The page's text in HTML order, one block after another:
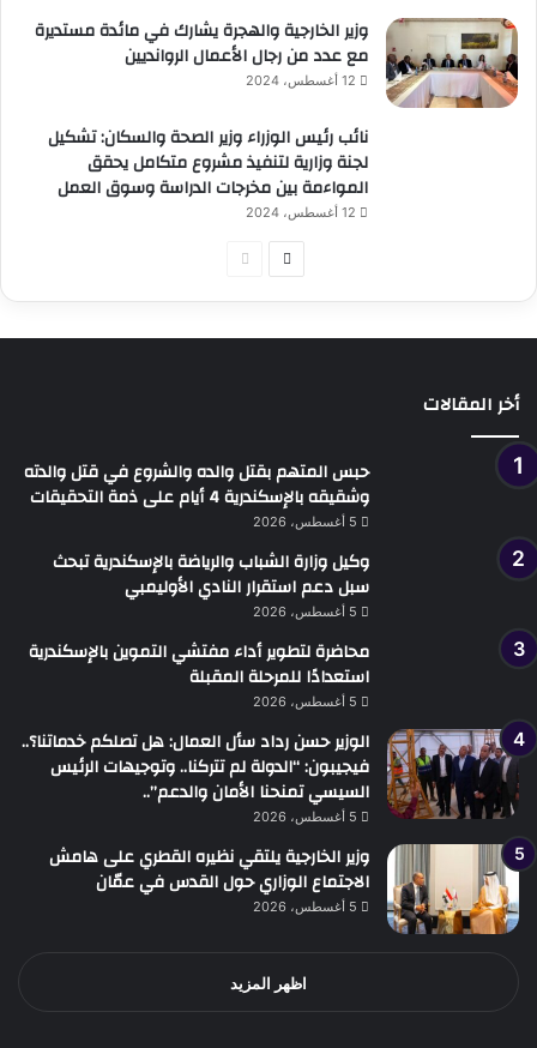
وزير الخارجية والهجرة يشارك في مائدة مستديرة
مع عدد من رجال الأعمال الروانديين
12 أغسطس، 2024
نائب رئيس الوزراء وزير الصحة والسكان: تشكيل
لجنة وزارية لتنفيذ مشروع متكامل يحقق
المواءمة بين مخرجات الدراسة وسوق العمل
12 أغسطس، 2024
الصفحة
أخر المقالات
حبس المتهم بقتل والده والشروع في قتل والدته
وشقيقه بالإسكندرية 4 أيام على ذمة التحقيقات
5 أغسطس، 2026
وكيل وزارة الشباب والرياضة بالإسكندرية تبحث
سبل دعم استقرار النادي الأوليمبي
5 أغسطس، 2026
محاضرة لتطوير أداء مفتشي التموين بالإسكندرية
استعدادًا للمرحلة المقبلة
5 أغسطس، 2026
الوزير حسن رداد سأل العمال: هل تصلكم خدماتنا؟..
فيجيبون: “الدولة لم تتركنا.. وتوجيهات الرئيس
السيسي تمنحنا الأمان والدعم”..
5 أغسطس، 2026
وزير الخارجية يلتقي نظيره القطري على هامش
الاجتماع الوزاري حول القدس في عمّان
5 أغسطس، 2026
اظهر المزيد